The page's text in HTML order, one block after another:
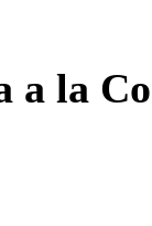
a la